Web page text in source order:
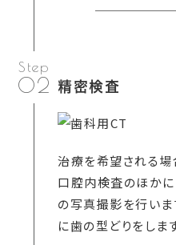
02 精密検査
治療を希望される場
口腔内検査のほかに
の写真撮影を行いま
に歯の型どりをします